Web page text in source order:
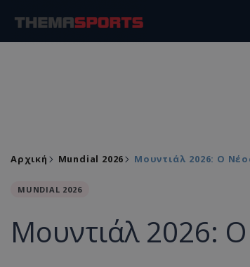
Αρχική Mundial 2026 Μουντιάλ 2026: Ο
MUNDIAL 2026
Μουντιάλ 2026: